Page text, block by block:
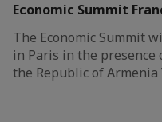
Economic Summit
The Economic Summit
in Paris in the presence
the Republic of Armenia